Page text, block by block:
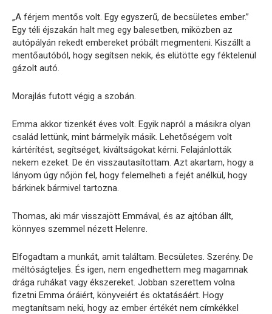
„A férjem mentős volt. Egy egyszerű, de becsületes ember.”
Egy téli éjszakán halt meg egy balesetben, miközben az
autópályán rekedt embereket próbált megmenteni. Kiszállt a
mentőautóból, hogy segítsen nekik, és elütötte egy féktelenül
gázolt autó.
Morajlás futott végig a szobán.
Emma akkor tizenkét éves volt. Egyik napról a másikra olyan
család lettünk, mint bármelyik másik. Lehetőségem volt
kártérítést, segítséget, kiváltságokat kérni. Felajánlották
nekem ezeket. De én visszautasítottam. Azt akartam, hogy a
lányom úgy nőjön fel, hogy felemelheti a fejét anélkül, hogy
bárkinek bármivel tartozna.
Thomas, aki már visszajött Emmával, és az ajtóban állt,
könnyes szemmel nézett Helenre.
Elfogadtam a munkát, amit találtam. Becsületes. Szerény. De
méltóságteljes. És igen, nem engedhettem meg magamnak
drága ruhákat vagy ékszereket. Jobban szerettem volna
fizetni Emma óráiért, könyveiért és oktatásáért. Hogy
megtanítsam neki, hogy az ember értékét nem címkékkel